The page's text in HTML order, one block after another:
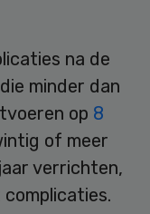
na de
minder dan
op 8
of meer
verrichten,